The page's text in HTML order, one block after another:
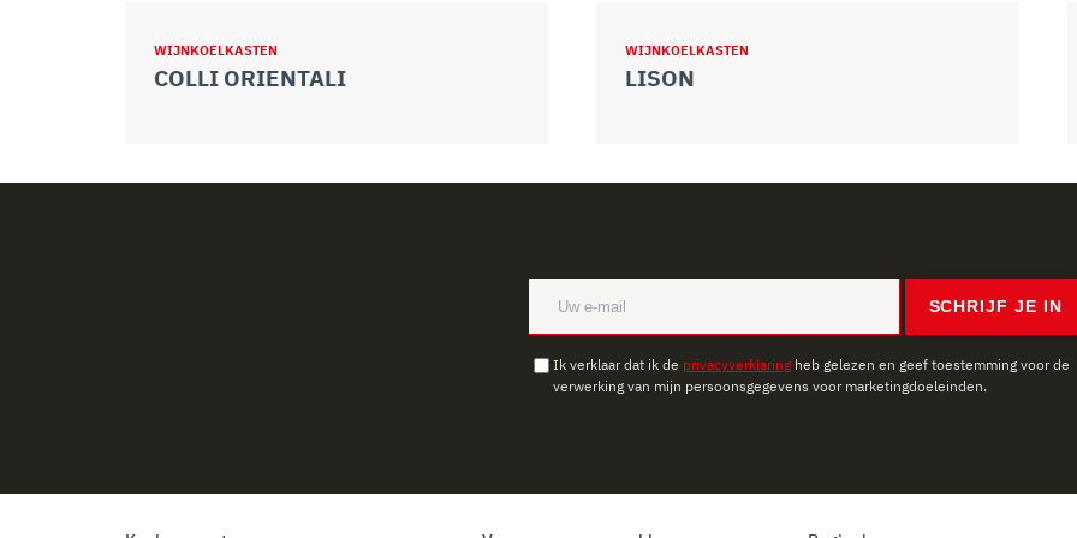
WIJNKOELKASTEN
COLLI ORIENTALI
WIJNKOELKASTEN
LISON
SCHRIJF JE IN
Ik verklaar dat ik de privacyverklaring heb gelezen en geef toestemming voor de
verwerking van mijn persoonsgegevens voor marketingdoeleinden.